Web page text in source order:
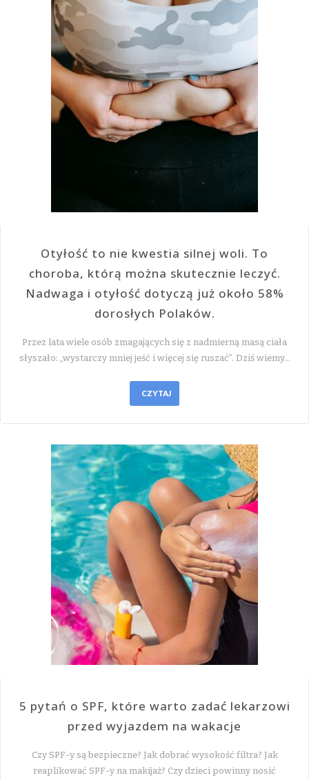
Otyłość to nie kwestia silnej woli. To
choroba, którą można skutecznie leczyć.
Nadwaga i otyłość dotyczą już około 58%
dorosłych Polaków.
Przez lata wiele osób zmagających się z nadmierną masą ciała
słyszało: „wystarczy mniej jeść i więcej się ruszać”. Dziś wiemy…
CZYTAJ
5 pytań o SPF, które warto zadać lekarzowi
przed wyjazdem na wakacje
Czy SPF-y są bezpieczne? Jak dobrać wysokość filtra? Jak
reaplikować SPF-y na makijaż? Czy dzieci powinny nosić